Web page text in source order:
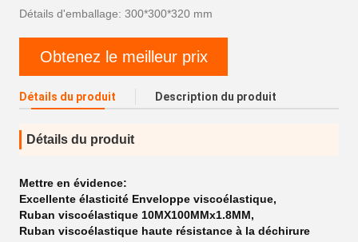
Détails d'emballage: 300*300*320 mm
Obtenez le meilleur prix
Détails du produit Description du produit
Détails du produit
Mettre en évidence:
Excellente élasticité Enveloppe viscoélastique,
Ruban viscoélastique 10MX100MMx1.8MM,
Ruban viscoélastique haute résistance à la déchirure